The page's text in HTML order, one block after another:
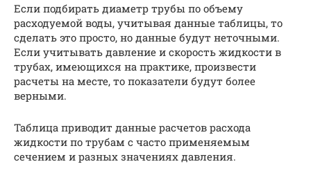
Если подбирать диаметр трубы по объему
расходуемой воды, учитывая данные таблицы, то
сделать это просто, но данные будут неточными.
Если учитывать давление и скорость жидкости в
трубах, имеющихся на практике, произвести
расчеты на месте, то показатели будут более
верными.
Таблица приводит данные расчетов расхода
жидкости по трубам с часто применяемым
сечением и разных значениях давления.